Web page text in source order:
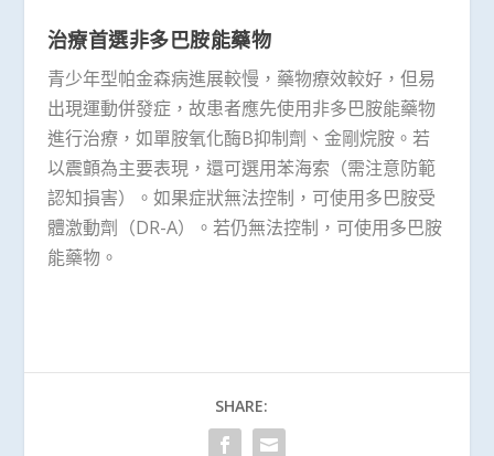
治療首選非多巴胺能藥物
青少年型帕金森病進展較慢，藥物療效較好，但易
出現運動併發症，故患者應先使用非多巴胺能藥物
進行治療，如單胺氧化酶B抑制劑、金剛烷胺。若
以震顫為主要表現，還可選用苯海索（需注意防範
認知損害）。如果症狀無法控制，可使用多巴胺受
體激動劑（DR-A）。若仍無法控制，可使用多巴胺
能藥物。
SHARE: